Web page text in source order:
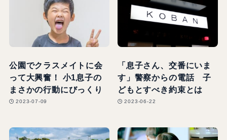
公園でクラスメイトに会
って大興奮！ 小1息子の
まさかの行動にびっくり
2023-07-09
「息子さん、交番にいま
す」警察からの電話 子
どもとすべき約束とは
2023-06-22